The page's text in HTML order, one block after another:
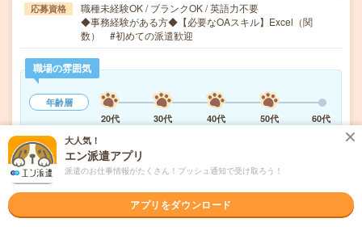
応募資格
職種未経験OK / ブランクOK / 英語力不要
◆事務経験がある方◆【必要なOAスキル】Excel（関
数） #初めての派遣歓迎
職場の雰囲気
年齢層
20代
30代 40代 50代
60代
男女比率
女性
大人気！
エン派遣アプリ
派遣のお仕事情報がたくさん！プッシュ通知で受け取ろう！
アプリをダウンロード